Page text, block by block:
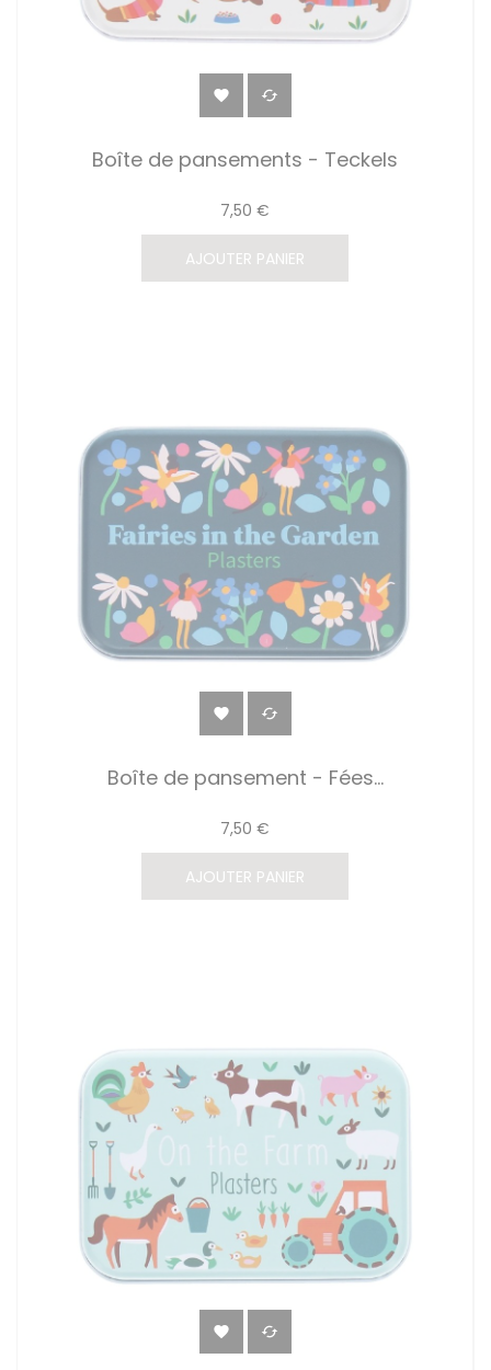
 
Boîte de pansements - Teckels
7,50 €
AJOUTER PANIER
 
Boîte de pansement - Fées...
7,50 €
AJOUTER PANIER
 